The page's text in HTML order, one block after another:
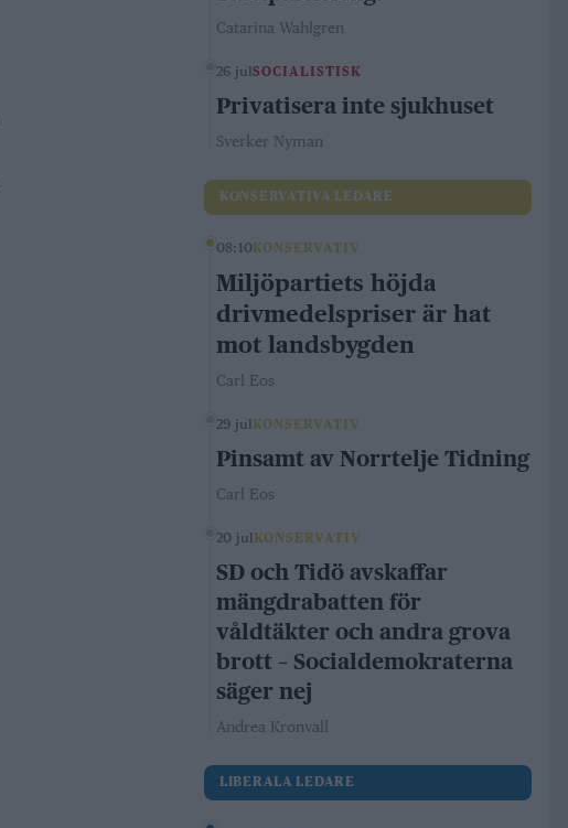
Catarina Wahlgren
26 julSOCIALISTISK
Privatisera inte sjukhuset
Sverker Nyman
KONSERVATIVA LEDARE
08:10 KONSERVATIV
Miljöpartiets höjda
drivmedelspriser är hat
mot landsbygden
Carl Eos
29 jul KONSERVATIV
Pinsamt av Norrtelje Tidning
Carl Eos
20 jul KONSERVATIV
SD och Tidö avskaffar
mängdrabatten för
våldtäkter och andra grova
brott – Socialdemokraterna
säger nej
Andrea Kronvall
LIBERALA LEDARE